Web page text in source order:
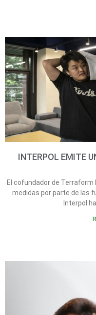
INTERPOL EMITE
El cofundador de
medidas por parte de las
Interpol